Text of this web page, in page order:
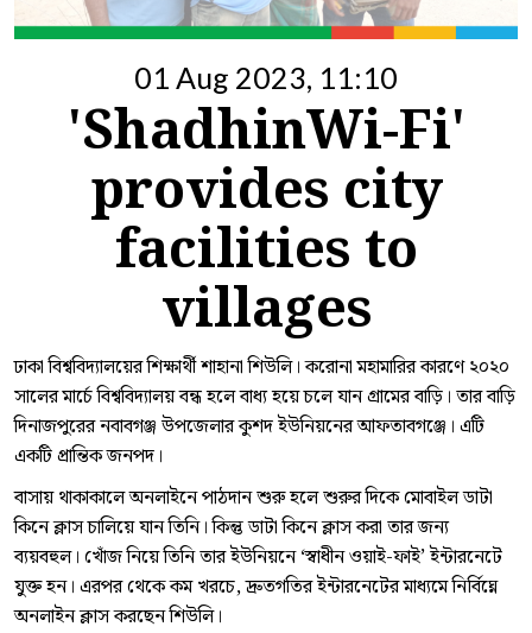
01 Aug 2023, 11:10
'ShadhinWi-Fi'
provides city
facilities to
villages
ঢাকা বিশ্ববিদ্যালয়ের শিক্ষার্থী শাহানা শিউলি। করোনা মহামারির কারণে ২০২০
সালের মার্চে বিশ্ববিদ্যালয় বন্ধ হলে বাধ্য হয়ে চলে যান গ্রামের বাড়ি। তার বাড়ি
দিনাজপুরের নবাবগঞ্জ উপজেলার কুশদ ইউনিয়নের আফতাবগঞ্জে। এটি
একটি প্রান্তিক জনপদ।
বাসায় থাকাকালে অনলাইনে পাঠদান শুরু হলে শুরুর দিকে মোবাইল ডাটা
কিনে ক্লাস চালিয়ে যান তিনি। কিন্তু ডাটা কিনে ক্লাস করা তার জন্য
ব্যয়বহুল। খোঁজ নিয়ে তিনি তার ইউনিয়নে ‘স্বাধীন ওয়াই-ফাই’ ইন্টারনেটে
যুক্ত হন। এরপর থেকে কম খরচে, দ্রুতগতির ইন্টারনেটের মাধ্যমে নির্বিঘ্নে
অনলাইন ক্লাস করছেন শিউলি।